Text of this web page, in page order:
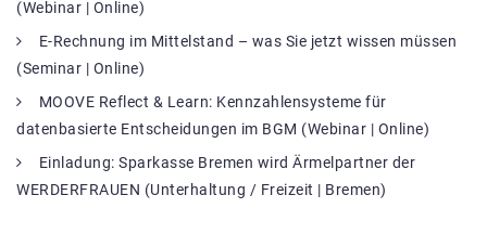
(Webinar | Online)
E-Rechnung im Mittelstand – was Sie jetzt wissen müssen
(Seminar | Online)
MOOVE Reflect & Learn: Kennzahlensysteme für
datenbasierte Entscheidungen im BGM (Webinar | Online)
Einladung: Sparkasse Bremen wird Ärmelpartner der
WERDERFRAUEN (Unterhaltung / Freizeit | Bremen)